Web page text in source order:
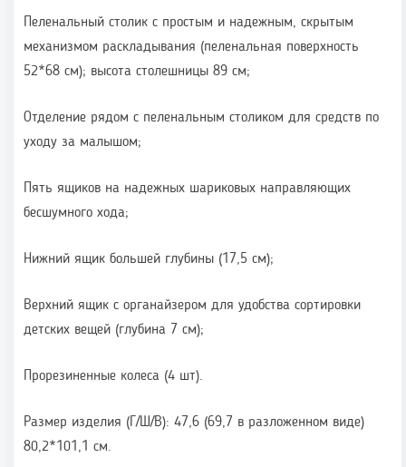
Пеленальный столик с простым и надежным, скрытым
механизмом раскладывания (пеленальная поверхность
52*68 см); высота столешницы 89 см;
Отделение рядом с пеленальным столиком для средств по
уходу за малышом;
Пять ящиков на надежных шариковых направляющих
бесшумного хода;
Нижний ящик большей глубины (17,5 см);
Верхний ящик с органайзером для удобства сортировки
детских вещей (глубина 7 см);
Прорезиненные колеса (4 шт).
Размер изделия (Г/Ш/В): 47,6 (69,7 в разложенном виде)
80,2*101,1 см.